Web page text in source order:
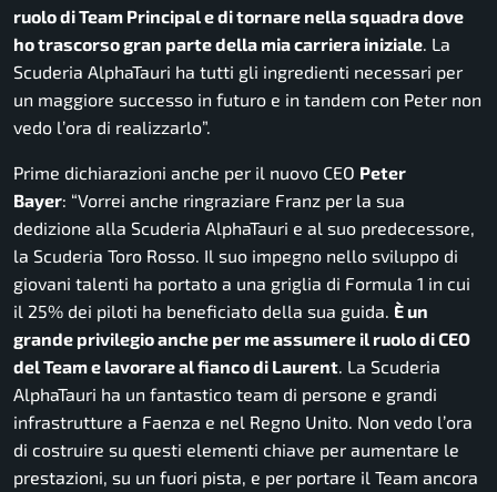
ruolo di Team Principal e di tornare nella squadra dove
ho trascorso gran parte della mia carriera iniziale . La
Scuderia AlphaTauri ha tutti gli ingredienti necessari per
un maggiore successo in futuro e in tandem con Peter non
vedo l’ora di realizzarlo”.
Prime dichiarazioni anche per il nuovo CEO Peter
Bayer: “Vorrei anche ringraziare Franz per la sua
dedizione alla Scuderia AlphaTauri e al suo predecessore,
la Scuderia Toro Rosso. Il suo impegno nello sviluppo di
giovani talenti ha portato a una griglia di Formula 1 in cui
il 25% dei piloti ha beneficiato della sua guida. È un
grande privilegio anche per me assumere il ruolo di CEO
del Team e lavorare al fianco di Laurent . La Scuderia
AlphaTauri ha un fantastico team di persone e grandi
infrastrutture a Faenza e nel Regno Unito. Non vedo l’ora
di costruire su questi elementi chiave per aumentare le
prestazioni, su un fuori pista, e per portare il Team ancora